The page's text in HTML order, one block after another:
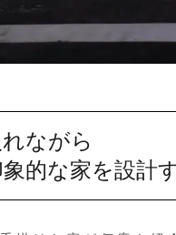
ながら
的な家を設計